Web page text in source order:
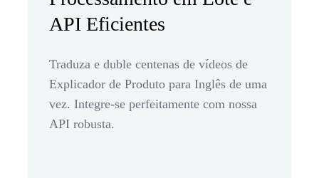
API Eficientes
Traduza e duble centenas de vídeos de
Explicador de Produto para Inglês de uma
vez. Integre-se perfeitamente com nossa
API robusta.